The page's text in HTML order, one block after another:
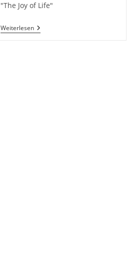
"The Joy of Life"
WeiterlesenDas
Mare